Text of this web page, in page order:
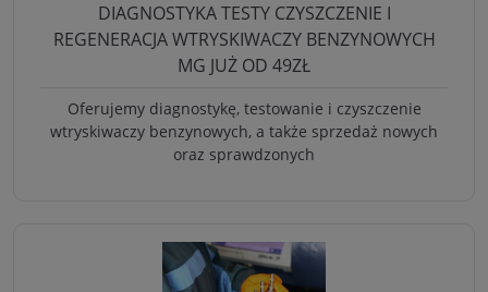
DIAGNOSTYKA TESTY CZYSZCZENIE I
REGENERACJA WTRYSKIWACZY BENZYNOWYCH
MG JUŻ OD 49ZŁ
Oferujemy diagnostykę, testowanie i czyszczenie
wtryskiwaczy benzynowych, a także sprzedaż nowych
oraz sprawdzonych